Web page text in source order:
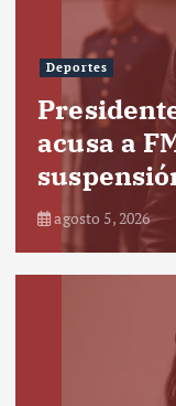
Deportes
acusa a
agosto 5, 2026